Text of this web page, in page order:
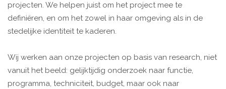
projecten. We helpen juist om het project mee te
definiëren, en om het zowel in haar omgeving als in de
stedelijke identiteit te kaderen.
Wij werken aan onze projecten op basis van research, niet
vanuit het beeld: gelijktijdig onderzoek naar functie,
programma, techniciteit, budget, maar ook naar